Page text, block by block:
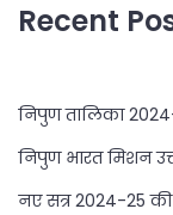
Recent
निपुण तालिका
निपुण भारत मिशन
नए सत्र 2024-25 की